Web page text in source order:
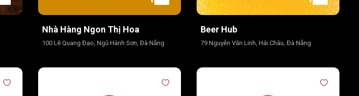
Nhà Hàng Ngon Thị Hoa
100 Lê Quang Đạo, Ngũ Hành Sơn, Đà Nẵng
Beer Hub
79 Nguyễn Văn Linh, Hải Châu, Đà Nẵng